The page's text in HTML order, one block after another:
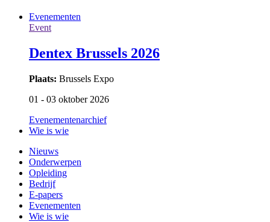
Evenementen
Event
Dentex Brussels 2026
Plaats: Brussels Expo
01 - 03 oktober 2026
Evenementenarchief
Wie is wie
Nieuws
Onderwerpen
Opleiding
Bedrijf
E-papers
Evenementen
Wie is wie